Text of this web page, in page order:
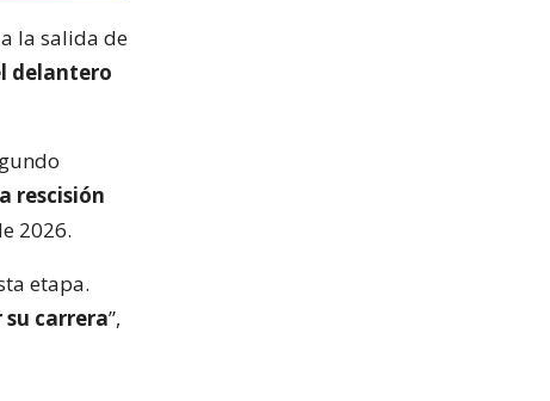
la salida de
delantero
rescisión
2026.
etapa.
carrera”,